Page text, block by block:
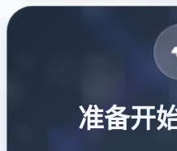
准备开